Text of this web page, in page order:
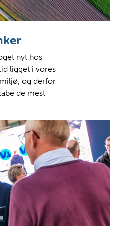
nyt hos
ligget i vores
og derfor
de mest